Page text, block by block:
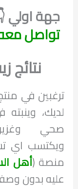
جهة اولي
تواصل
لديك،
صحي وغزير
ويكتسب اي
منصة (أهل
عليه بدون